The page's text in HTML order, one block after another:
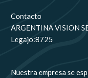
Contacto
ARGENTINA VISION
Legajo:8725
Nuestra empresa se